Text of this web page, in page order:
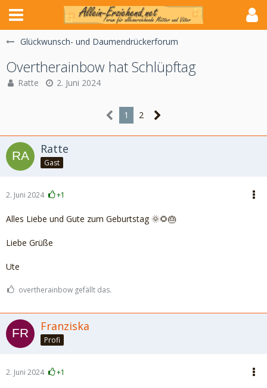
Glückwunsch- und Daumendrückerforum
Overtherainbow hat Schlüpftag
Ratte 2. Juni 2024
1 2
Ratte
Gast
2. Juni 2024 +1
Alles Liebe und Gute zum Geburtstag 🌞🌻🎂
Liebe Grüße
Ute
overtherainbow gefällt das.
Franziska
Profi
2. Juni 2024 +1